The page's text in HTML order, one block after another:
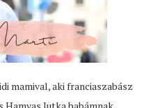
mamival, aki franciaszabász